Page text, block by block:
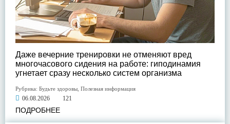
Даже вечерние тренировки не отменяют вред
многочасового сидения на работе: гиподинамия
угнетает сразу несколько систем организма
Рубрика: Будьте здоровы Полезная информация
06.08.2026 121
ПОДРОБНЕЕ